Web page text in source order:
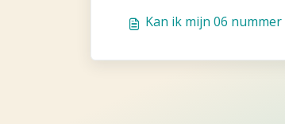
Kan ik mijn 06